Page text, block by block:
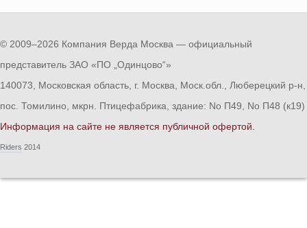
© 2009–2026 Компания Верда Москва — официальный
представитель ЗАО «ПО „Одинцово“»
140073, Московская область, г. Москва, Моск.обл., Люберецкий р-н,
пос. Томилино, мкрн. Птицефабрика, здание: No П49, No П48 (к19)
Информация на сайте не является публичной офертой.
Riders 2014